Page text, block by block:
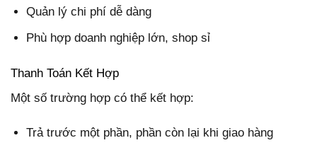
Quản lý chi phí dễ dàng
Phù hợp doanh nghiệp lớn, shop sỉ
Thanh Toán Kết Hợp
Một số trường hợp có thể kết hợp:
Trả trước một phần, phần còn lại khi giao hàng